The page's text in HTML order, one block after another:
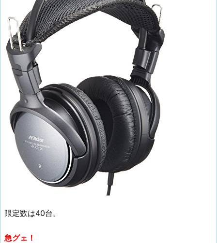
限定数は40台。
急グェ！